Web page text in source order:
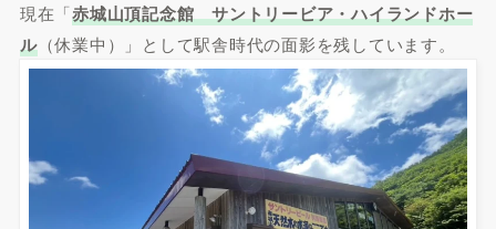
現在「赤城山頂記念館 サントリービア・ハイランドホー
ル（休業中）」として駅舎時代の面影を残しています。